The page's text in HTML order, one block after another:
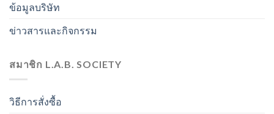
ข้อมูลบริษัท
ข่าวสารและกิจกรรม
สมาชิก L.A.B. SOCIETY
วิธีการสั่งซื้อ